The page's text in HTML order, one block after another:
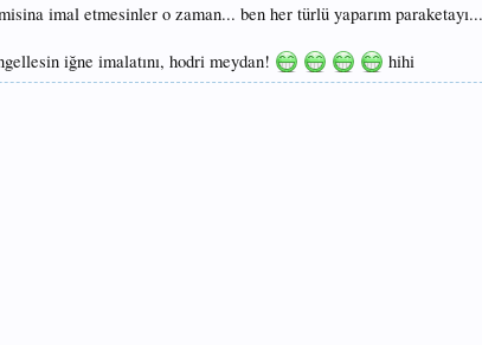
imal etmesinler o zaman... ben her türlü yaparım paraketayı...
iğne imalatını, hodri meydan! hihi